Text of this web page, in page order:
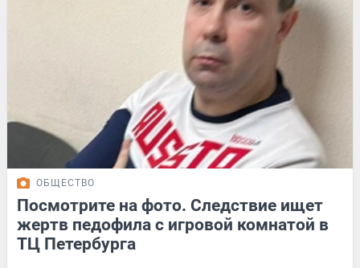
ОБЩЕСТВО
Посмотрите на фото. Следствие ищет
жертв педофила с игровой комнатой в
ТЦ Петербурга